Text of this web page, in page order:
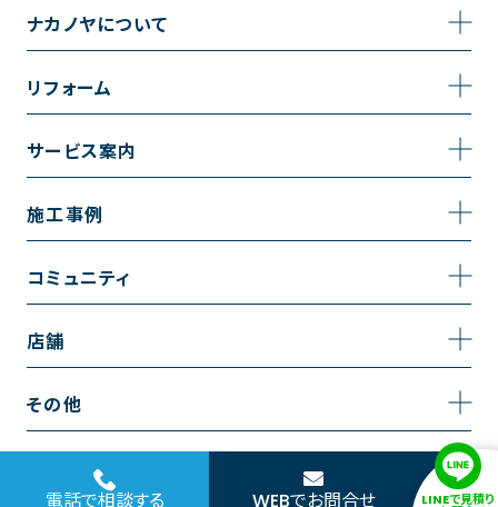
ナカノヤについて
事業内容
採用情報
リフォーム
トイレのリフォーム
キッチンのリフォーム
リノベーション
内装のリフォーム
水回りのリフォーム
サービス案内
サービスの流れ
施工事例
施工事例一覧
お風呂の施工事例
洗面の施工事例
コミュニティ
コミュニティ
お知らせ
店舗
越谷店
浦和店
その他
お問い合わせ
電話で相談する WEBでお問合せ LINEで見積り